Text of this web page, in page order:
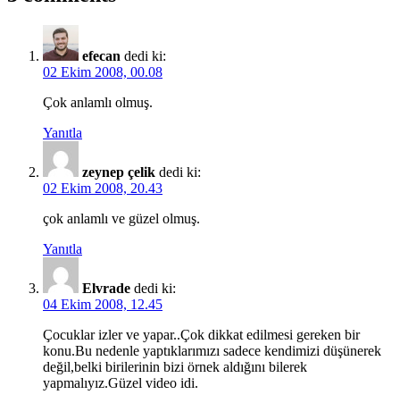
efecan dedi ki:
02 Ekim 2008, 00.08
Çok anlamlı olmuş.
Yanıtla
zeynep çelik dedi ki:
02 Ekim 2008, 20.43
çok anlamlı ve güzel olmuş.
Yanıtla
Elvrade dedi ki:
04 Ekim 2008, 12.45
Çocuklar izler ve yapar..Çok dikkat edilmesi gereken bir
konu.Bu nedenle yaptıklarımızı sadece kendimizi düşünerek
değil,belki birilerinin bizi örnek aldığını bilerek
yapmalıyız.Güzel video idi.